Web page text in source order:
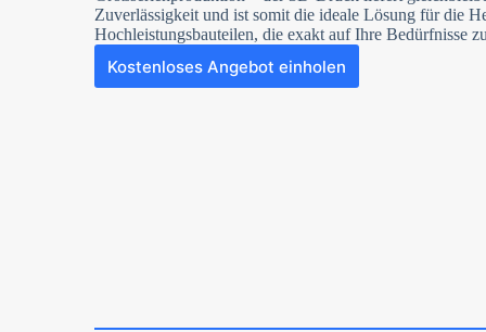
Zuverlässigkeit und ist somit die ideale Lösung für die
Hochleistungsbauteilen, die exakt auf Ihre Bedürfnisse
Kostenloses Angebot einholen